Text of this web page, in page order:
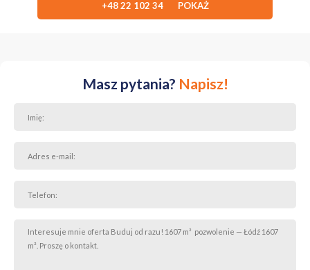
jednorodzinnych, ale logistycznie to prawdziwy majstersztyk. W
pobliżu znajdziesz szkoły i sklepy (idealnie dla rodziny), a bliskość
Zyskujesz rok życia na formalnościach i
oszczędzasz niemal 100 000 zł na samym zakupie! Taka obniżka
+48 22 102 34 POKAŻ
Masz pytania? Napisz!